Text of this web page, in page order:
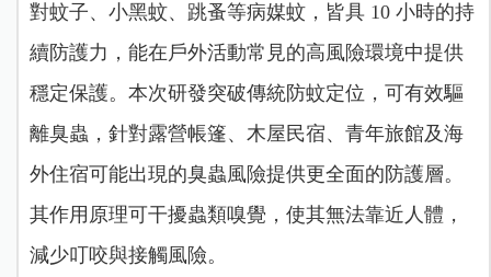
對蚊子、小黑蚊、跳蚤等病媒蚊，皆具 10 小時的持
續防護力，能在戶外活動常見的高風險環境中提供
穩定保護。本次研發突破傳統防蚊定位，可有效驅
離臭蟲，針對露營帳篷、木屋民宿、青年旅館及海
外住宿可能出現的臭蟲風險提供更全面的防護層。
其作用原理可干擾蟲類嗅覺，使其無法靠近人體，
減少叮咬與接觸風險。